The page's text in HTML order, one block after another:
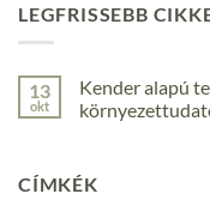
LEGFRISSEBB
13
okt
Kender alapú
Kender
alapú
CÍMKÉK